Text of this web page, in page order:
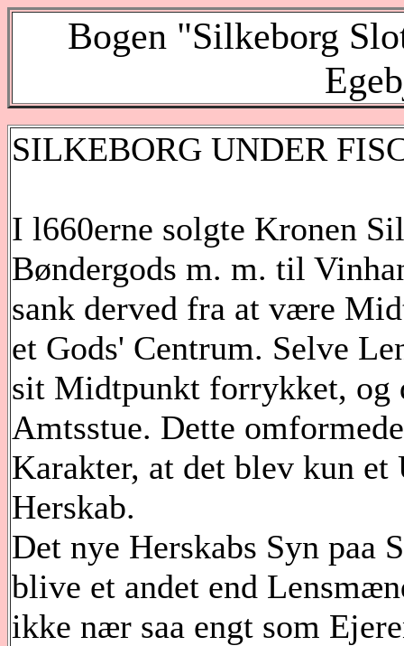
Bogen "Silkeborg
SILKEBORG UNDER
I l660erne solgte Kronen
Bøndergods m. m. til
sank derved fra at være
et Gods' Centrum. Selve
sit Midtpunkt forrykket, og
Amtsstue. Dette
Karakter, at det blev kun
Herskab.
Det nye Herskabs Syn paa
blive et andet end
ikke nær saa engt som